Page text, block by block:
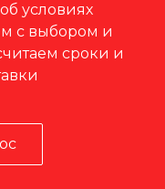
условиях
с выбором и
сроки и